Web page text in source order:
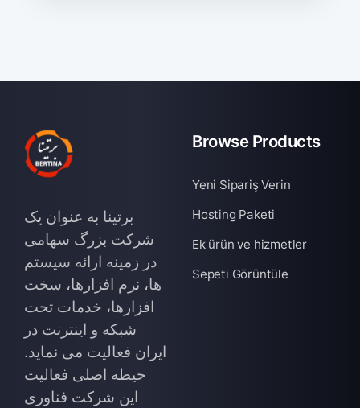
برتینا به عنوان یک
شرکت بزرگ سهامی
در زمینه ارائه سیستم
ها، نرم افزارها، سخت
افزارها، خدمات تحت
شبکه و اینترنت در
ایران فعالیت می نماید.
حیطه اصلی فعالیت
این شرکت فناوری
Browse Products
Yeni Sipariş Verin
Hosting Paketi
Ek ürün ve hizmetler
Sepeti Görüntüle